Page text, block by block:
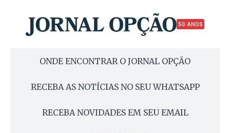
50 ANOS
ONDE ENCONTRAR O JORNAL OPÇÃO
RECEBA AS NOTÍCIAS NO SEU WHATSAPP
RECEBA NOVIDADES EM SEU EMAIL